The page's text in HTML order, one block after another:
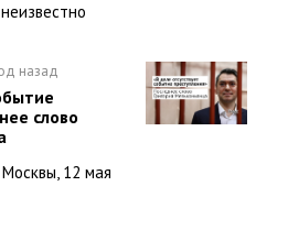
назад
слово
12 мая